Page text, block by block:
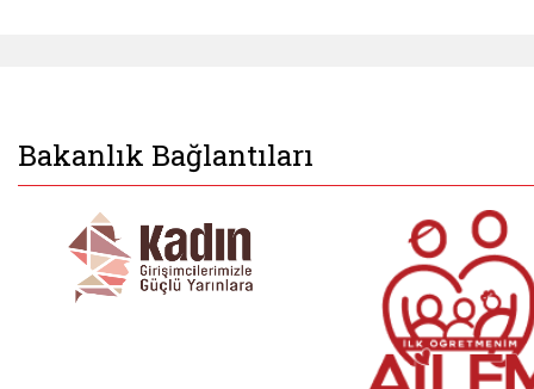
Bakanlık Bağlantıları